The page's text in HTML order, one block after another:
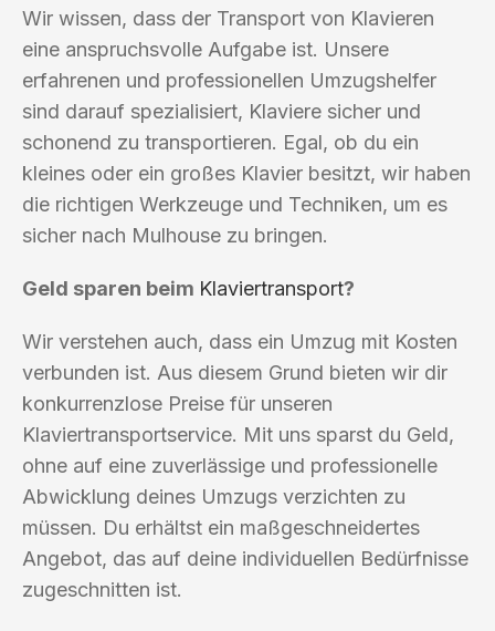
Wir wissen, dass der Transport von Klavieren
eine anspruchsvolle Aufgabe ist. Unsere
erfahrenen und professionellen Umzugshelfer
sind darauf spezialisiert, Klaviere sicher und
schonend zu transportieren. Egal, ob du ein
kleines oder ein großes Klavier besitzt, wir haben
die richtigen Werkzeuge und Techniken, um es
sicher nach Mulhouse zu bringen.
Geld sparen beim Klaviertransport?
Wir verstehen auch, dass ein Umzug mit Kosten
verbunden ist. Aus diesem Grund bieten wir dir
konkurrenzlose Preise für unseren
Klaviertransportservice. Mit uns sparst du Geld,
ohne auf eine zuverlässige und professionelle
Abwicklung deines Umzugs verzichten zu
müssen. Du erhältst ein maßgeschneidertes
Angebot, das auf deine individuellen Bedürfnisse
zugeschnitten ist.